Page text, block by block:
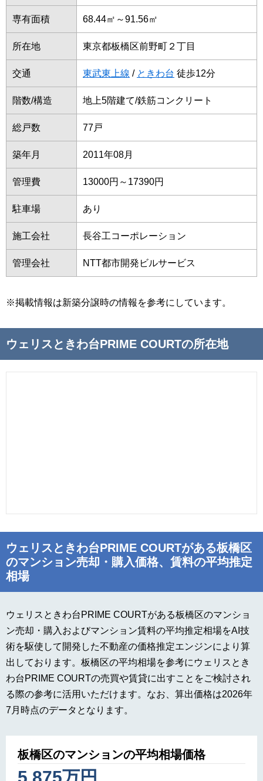
専有面積 68.44㎡～91.56㎡
所在地 東京都板橋区前野町２丁目
交通 東武東上線 / ときわ台 徒歩12分
階数/構造 地上5階建て/鉄筋コンクリート
総戸数 77戸
築年月 2011年08月
管理費 13000円～17390円
駐車場 あり
施工会社 長谷工コーポレーション
管理会社 NTT都市開発ビルサービス
※掲載情報は新築分譲時の情報を参考にしています。
ウェリスときわ台PRIME COURTの所在地
ウェリスときわ台PRIME COURTがある板橋区
のマンション売却・購入価格、賃料の平均推定
相場
ウェリスときわ台PRIME COURTがある板橋区のマンショ
ン売却・購入およびマンション賃料の平均推定相場をAI技
術を駆使して開発した不動産の価格推定エンジンにより算
出しております。板橋区の平均相場を参考にウェリスとき
わ台PRIME COURTの売買や賃貸に出すことをご検討され
る際の参考に活用いただけます。なお、算出価格は2026年
7月時点のデータとなります。
板橋区のマンションの平均相場価格